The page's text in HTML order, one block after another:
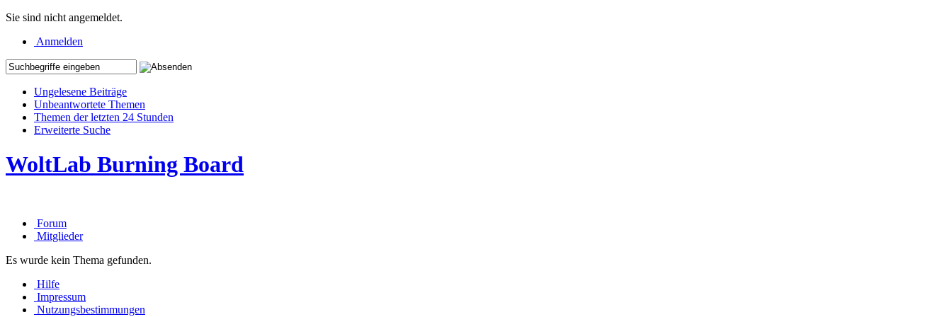
Sie sind nicht angemeldet.
Anmelden
Ungelesene Beiträge
Unbeantwortete Themen
Themen der letzten 24 Stunden
Erweiterte Suche
WoltLab Burning Board
Forum
Mitglieder
Es wurde kein Thema gefunden.
Hilfe
Impressum
Nutzungsbestimmungen